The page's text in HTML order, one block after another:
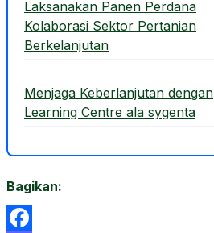
Laksanakan Panen Perdana
Kolaborasi Sektor Pertanian
Berkelanjutan
Menjaga Keberlanjutan dengan
Learning Centre ala sygenta
Bagikan: